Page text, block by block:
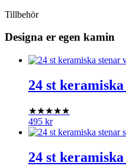
Tillbehör
Designa er egen kamin
24 st
★★★★★
495 kr
24 st